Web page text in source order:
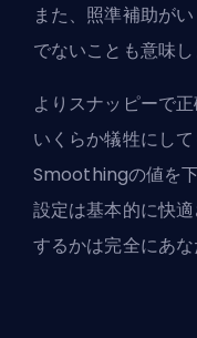
また、照準補助が
でないことも意味し
よりスナッピーで
いくらか犠牲にし
Smoothingの値を
設定は基本的に快
するかは完全にあ